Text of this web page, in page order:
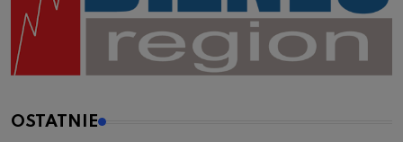
OSTATNIE